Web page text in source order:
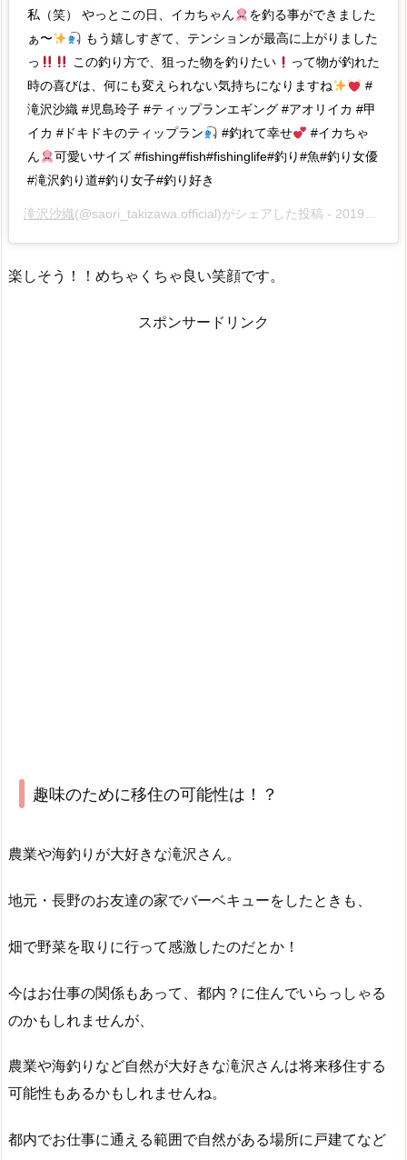
私（笑） やっとこの日、イカちゃん
を釣る事ができました
ぁ〜
もう嬉しすぎて、テンションが最高に上がりました
っ
この釣り方で、狙った物を釣りたい
って物が釣れた
時の喜びは、何にも変えられない気持ちになりますね
#
滝沢沙織 #児島玲子 #ティップランエギング #アオリイカ #甲
イカ #ドキドキのティップラン
#釣れて幸せ
#イカちゃ
ん
可愛いサイズ #fishing#fish#fishinglife#釣り#魚#釣り女優
#滝沢釣り道#釣り女子#釣り好き
滝沢沙織(@saori_takizawa.official)がシェアした投稿 - 2019年10月月17日午後8時51分PDT
楽しそう！！めちゃくちゃ良い笑顔です。
スポンサードリンク
趣味のために移住の可能性は！？
農業や海釣りが大好きな滝沢さん。
地元・長野のお友達の家でバーベキューをしたときも、
畑で野菜を取りに行って感激したのだとか！
今はお仕事の関係もあって、都内？に住んでいらっしゃる
のかもしれませんが、
農業や海釣りなど自然が大好きな滝沢さんは将来移住する
可能性もあるかもしれませんね。
都内でお仕事に通える範囲で自然がある場所に戸建てなど